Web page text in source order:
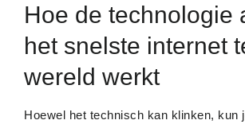
Hoe de technologie
het snelste internet
wereld werkt
Hoewel het technisch kan klinken, kun